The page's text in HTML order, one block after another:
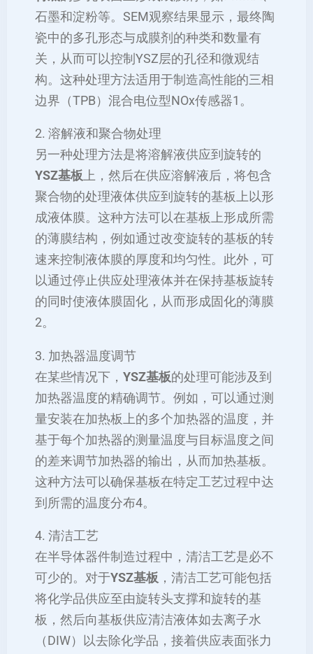
石墨和淀粉等。SEM观察结果显示，最终陶
瓷中的多孔形态与成膜剂的种类和数量有
关，从而可以控制YSZ层的孔径和微观结
构。这种处理方法适用于制造高性能的三相
边界（TPB）混合电位型NOx传感器1。
2. 溶解液和聚合物处理
另一种处理方法是将溶解液供应到旋转的
YSZ基板上，然后在供应溶解液后，将包含
聚合物的处理液体供应到旋转的基板上以形
成液体膜。这种方法可以在基板上形成所需
的薄膜结构，例如通过改变旋转的基板的转
速来控制液体膜的厚度和均匀性。此外，可
以通过停止供应处理液体并在保持基板旋转
的同时使液体膜固化，从而形成固化的薄膜
2。
3. 加热器温度调节
在某些情况下， YSZ基板的处理可能涉及到
加热器温度的精确调节。例如，可以通过测
量安装在加热板上的多个加热器的温度，并
基于每个加热器的测量温度与目标温度之间
的差来调节加热器的输出，从而加热基板。
这种方法可以确保基板在特定工艺过程中达
到所需的温度分布4。
4. 清洁工艺
在半导体器件制造过程中，清洁工艺是必不
可少的。对于YSZ基板 ，清洁工艺可能包括
将化学品供应至由旋转头支撑和旋转的基
板，然后向基板供应清洁液体如去离子水
（DIW）以去除化学品，接着供应表面张力